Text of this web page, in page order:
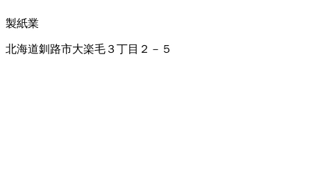
製紙業
北海道釧路市大楽毛３丁目２－５